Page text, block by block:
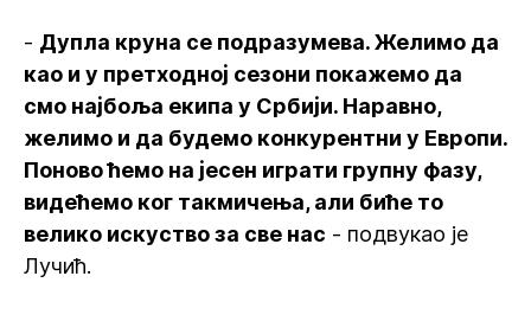
- Дупла круна се подразумева. Желимо да
као и у претходној сезони покажемо да
смо најбоља екипа у Србији. Наравно,
желимо и да будемо конкурентни у Европи.
Поново ћемо на јесен играти групну фазу,
видећемо ког такмичења, али биће то
велико искуство за све нас - подвукао је
Лучић.